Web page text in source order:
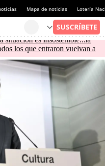
Mapa de noticias Lotería
situación es insostenible...la
los que entraron vuelvan a